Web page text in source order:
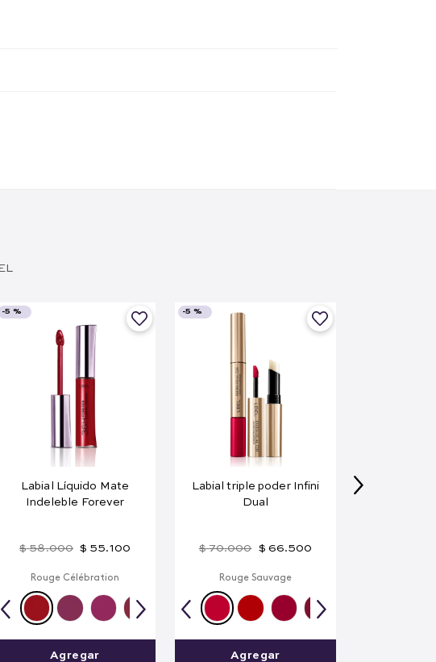
-5 %
Labial Líquido Mate
Indeleble Forever
$ 58.000 $ 55.100
Rouge Célébration
Agregar
-5 %
Labial triple poder Infini
Dual
$ 70.000 $ 66.500
Rouge Sauvage
Agregar